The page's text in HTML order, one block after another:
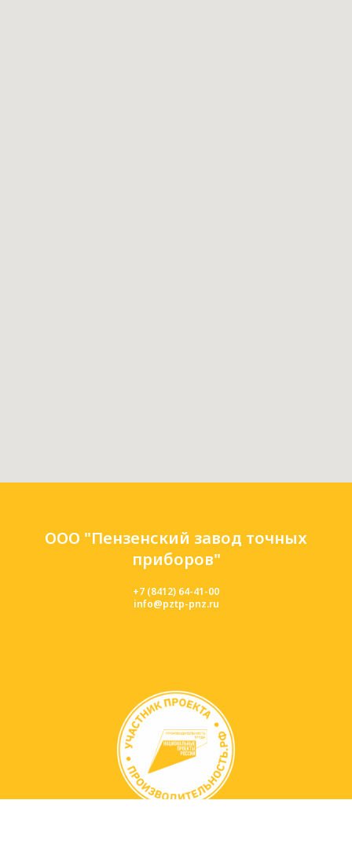
ООО "Пензенский завод точных
приборов"
+7 (8412) 64-41-00
info@pztp-pnz.ru